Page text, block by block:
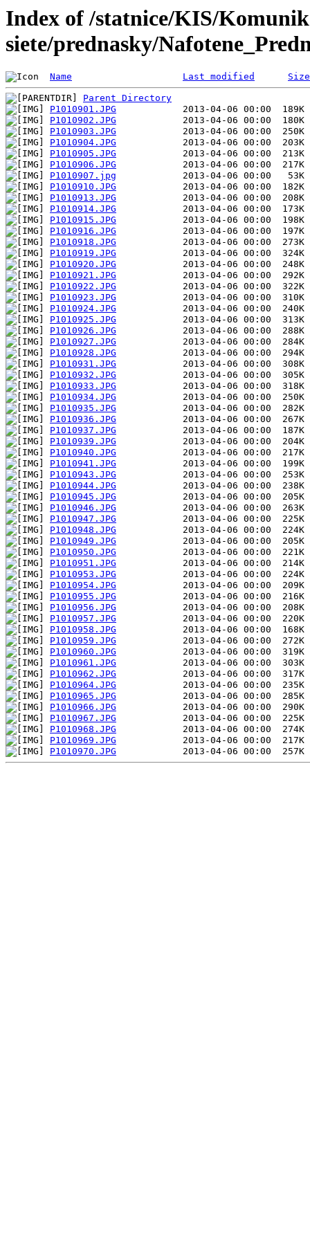
Index of /statnice/KIS/
siete/prednasky/
Name Last modified Size
Parent Directory
P1010901.JPG
P1010902.JPG
P1010903.JPG
P1010904.JPG
P1010905.JPG
P1010906.JPG
P1010907.jpg
P1010910.JPG
P1010913.JPG
P1010914.JPG
P1010915.JPG
P1010916.JPG
P1010918.JPG
P1010919.JPG
P1010920.JPG
P1010921.JPG
P1010922.JPG
P1010923.JPG
P1010924.JPG
P1010925.JPG
P1010926.JPG
P1010927.JPG
P1010928.JPG
P1010931.JPG
P1010932.JPG
P1010933.JPG
P1010934.JPG
P1010935.JPG
P1010936.JPG
P1010937.JPG
P1010939.JPG
P1010940.JPG
P1010941.JPG
P1010943.JPG
P1010944.JPG
P1010945.JPG
P1010946.JPG
P1010947.JPG
P1010948.JPG
P1010949.JPG
P1010950.JPG
P1010951.JPG
P1010953.JPG
P1010954.JPG
P1010955.JPG
P1010956.JPG
P1010957.JPG
P1010958.JPG
P1010959.JPG
P1010960.JPG
P1010961.JPG
P1010962.JPG
P1010964.JPG
P1010965.JPG
P1010966.JPG
P1010967.JPG
P1010968.JPG
P1010969.JPG
P1010970.JPG